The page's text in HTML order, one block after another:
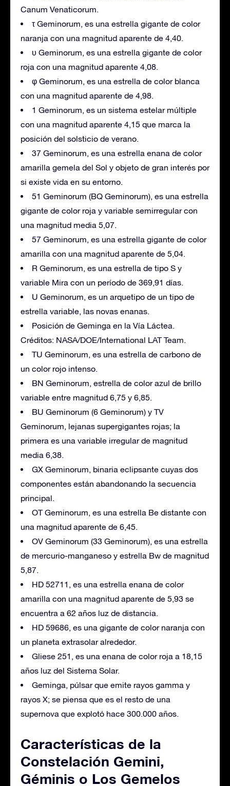
Canum Venaticorum.
τ Geminorum, es una estrella gigante de color
naranja con una magnitud aparente de 4,40.
υ Geminorum, es una estrella gigante de color
roja con una magnitud aparente 4,08.
φ Geminorum, es una estrella de color blanca
con una magnitud aparente de 4,98.
1 Geminorum, es un sistema estelar múltiple
con una magnitud aparente 4,15 que marca la
posición del solsticio de verano.
37 Geminorum, es una estrella enana de color
amarilla gemela del Sol y objeto de gran interés por
si existe vida en su entorno.
51 Geminorum (BQ Geminorum), es una estrella
gigante de color roja y variable semirregular con
una magnitud media 5,07.
57 Geminorum, es una estrella gigante de color
amarilla con una magnitud aparente de 5,04.
R Geminorum, es una estrella de tipo S y
variable Mira con un período de 369,91 días.
U Geminorum, es un arquetipo de un tipo de
estrella variable, las novas enanas.
Posición de Geminga en la Vía Láctea.
Créditos: NASA/DOE/International LAT Team.
TU Geminorum, es una estrella de carbono de
un color rojo intenso.
BN Geminorum, estrella de color azul de brillo
variable entre magnitud 6,75 y 6,85.
BU Geminorum (6 Geminorum) y TV
Geminorum, lejanas supergigantes rojas; la
primera es una variable irregular de magnitud
media 6,38.
GX Geminorum, binaria eclipsante cuyas dos
componentes están abandonando la secuencia
principal.
OT Geminorum, es una estrella Be distante con
una magnitud aparente de 6,45.
OV Geminorum (33 Geminorum), es una estrella
de mercurio-manganeso y estrella Bw de magnitud
5,87.
HD 52711, es una estrella enana de color
amarilla con una magnitud aparente de 5,93 se
encuentra a 62 años luz de distancia.
HD 59686, es una gigante de color naranja con
un planeta extrasolar alrededor.
Gliese 251, es una enana de color roja a 18,15
años luz del Sistema Solar.
Geminga, púlsar que emite rayos gamma y
rayos X; se piensa que es el resto de una
supernova que explotó hace 300.000 años.
Características de la
Constelación Gemini,
Géminis o Los Gemelos